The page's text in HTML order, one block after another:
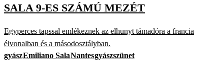
SALA 9-ES SZÁMÚ MEZÉT
Egyperces tapssal emlékeznek az elhunyt támadóra a francia
élvonalban és a másodosztályban.
gyászEmiliano SalaNantesgyászszünet